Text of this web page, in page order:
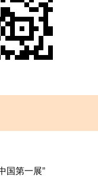
国第一展”